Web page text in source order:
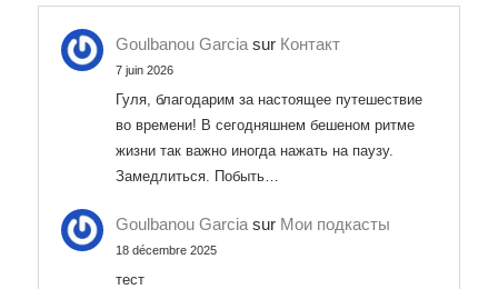
Goulbanou Garcia sur Контакт
7 juin 2026
Гуля, благодарим за настоящее путешествие
во времени! В сегодняшнем бешеном ритме
жизни так важно иногда нажать на паузу.
Замедлиться. Побыть…
Goulbanou Garcia sur Мои подкасты
18 décembre 2025
тест